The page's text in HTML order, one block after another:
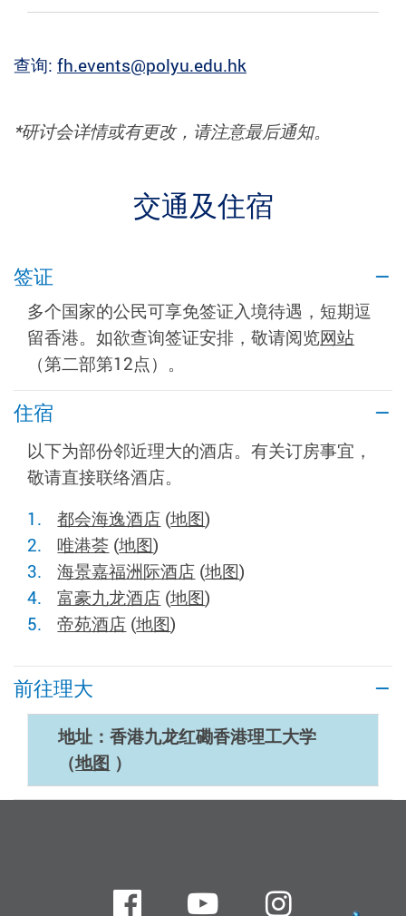
查询: fh.events@polyu.edu.hk
*研讨会详情或有更改，请注意最后通知。
交通及住宿
签证
多个国家的公民可享免签证入境待遇，短期逗
留香港。如欲查询签证安排，敬请阅览网站
（第二部第12点）。
住宿
以下为部份邻近理大的酒店。有关订房事宜，
敬请直接联络酒店。
都会海逸酒店 (地图)
唯港荟 (地图)
海景嘉福洲际酒店 (地图)
富豪九龙酒店 (地图)
帝苑酒店 (地图)
前往理大
地址：香港九龙红磡香港理工大学
（地图 ）
FacebookYoutube